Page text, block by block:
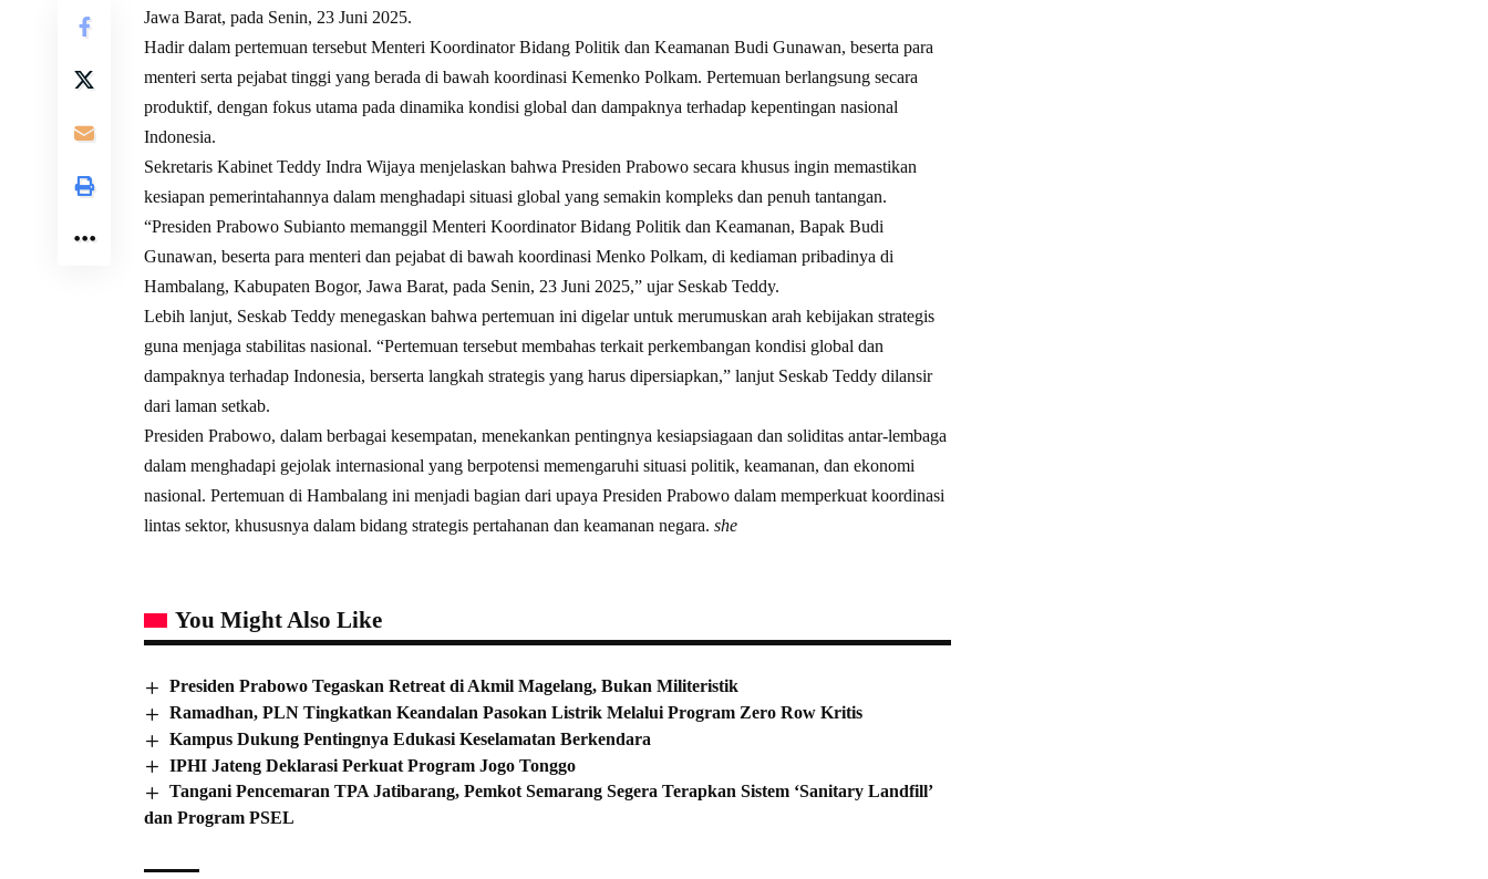
Jawa Barat, pada Senin, 23 Juni 2025.
Hadir dalam pertemuan tersebut Menteri Koordinator Bidang Politik dan Keamanan Budi Gunawan, beserta para
menteri serta pejabat tinggi yang berada di bawah koordinasi Kemenko Polkam. Pertemuan berlangsung secara
produktif, dengan fokus utama pada dinamika kondisi global dan dampaknya terhadap kepentingan nasional
Indonesia.
Sekretaris Kabinet Teddy Indra Wijaya menjelaskan bahwa Presiden Prabowo secara khusus ingin memastikan
kesiapan pemerintahannya dalam menghadapi situasi global yang semakin kompleks dan penuh tantangan.
“Presiden Prabowo Subianto memanggil Menteri Koordinator Bidang Politik dan Keamanan, Bapak Budi
Gunawan, beserta para menteri dan pejabat di bawah koordinasi Menko Polkam, di kediaman pribadinya di
Hambalang, Kabupaten Bogor, Jawa Barat, pada Senin, 23 Juni 2025,” ujar Seskab Teddy.
Lebih lanjut, Seskab Teddy menegaskan bahwa pertemuan ini digelar untuk merumuskan arah kebijakan strategis
guna menjaga stabilitas nasional. “Pertemuan tersebut membahas terkait perkembangan kondisi global dan
dampaknya terhadap Indonesia, berserta langkah strategis yang harus dipersiapkan,” lanjut Seskab Teddy dilansir
dari laman setkab.
Presiden Prabowo, dalam berbagai kesempatan, menekankan pentingnya kesiapsiagaan dan soliditas antar-lembaga
dalam menghadapi gejolak internasional yang berpotensi memengaruhi situasi politik, keamanan, dan ekonomi
nasional. Pertemuan di Hambalang ini menjadi bagian dari upaya Presiden Prabowo dalam memperkuat koordinasi
lintas sektor, khususnya dalam bidang strategis pertahanan dan keamanan negara. she
You Might Also Like
Presiden Prabowo Tegaskan Retreat di Akmil Magelang, Bukan Militeristik
Ramadhan, PLN Tingkatkan Keandalan Pasokan Listrik Melalui Program Zero Row Kritis
Kampus Dukung Pentingnya Edukasi Keselamatan Berkendara
IPHI Jateng Deklarasi Perkuat Program Jogo Tonggo
Tangani Pencemaran TPA Jatibarang, Pemkot Semarang Segera Terapkan Sistem ‘Sanitary Landfill’
dan Program PSEL